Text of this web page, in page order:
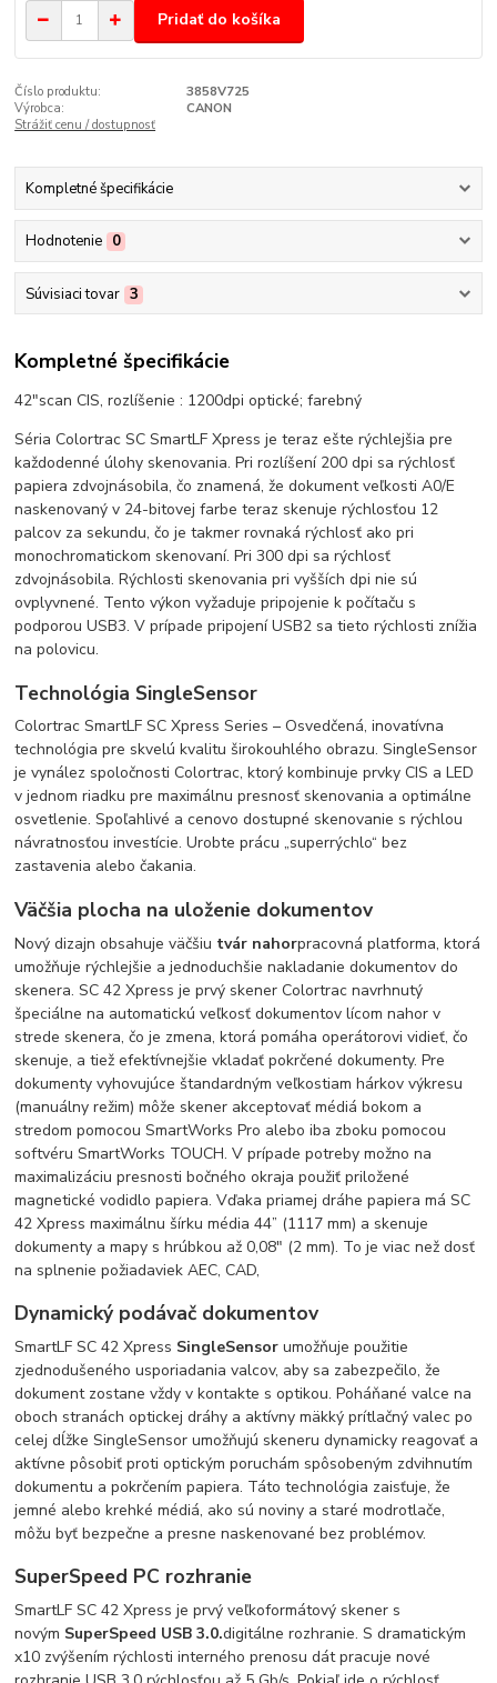
Pridať do košíka
Číslo produktu:
3858V725
Výrobca:
CANON
Strážiť cenu / dostupnosť
Kompletné špecifikácie
Hodnotenie 0
Súvisiaci tovar 3
Kompletné špecifikácie
42"scan CIS, rozlíšenie : 1200dpi optické; farebný
Séria Colortrac SC SmartLF Xpress je teraz ešte rýchlejšia pre
každodenné úlohy skenovania. Pri rozlíšení 200 dpi sa rýchlosť
papiera zdvojnásobila, čo znamená, že dokument veľkosti A0/E
naskenovaný v 24-bitovej farbe teraz skenuje rýchlosťou 12
palcov za sekundu, čo je takmer rovnaká rýchlosť ako pri
monochromatickom skenovaní. Pri 300 dpi sa rýchlosť
zdvojnásobila. Rýchlosti skenovania pri vyšších dpi nie sú
ovplyvnené. Tento výkon vyžaduje pripojenie k počítaču s
podporou USB3. V prípade pripojení USB2 sa tieto rýchlosti znížia
na polovicu.
Technológia SingleSensor
Colortrac SmartLF SC Xpress Series – Osvedčená, inovatívna
technológia pre skvelú kvalitu širokouhlého obrazu. SingleSensor
je vynález spoločnosti Colortrac, ktorý kombinuje prvky CIS a LED
v jednom riadku pre maximálnu presnosť skenovania a optimálne
osvetlenie. Spoľahlivé a cenovo dostupné skenovanie s rýchlou
návratnosťou investície. Urobte prácu „superrýchlo“ bez
zastavenia alebo čakania.
Väčšia plocha na uloženie dokumentov
Nový dizajn obsahuje väčšiu tvár nahorpracovná platforma, ktorá
umožňuje rýchlejšie a jednoduchšie nakladanie dokumentov do
skenera. SC 42 Xpress je prvý skener Colortrac navrhnutý
špeciálne na automatickú veľkosť dokumentov lícom nahor v
strede skenera, čo je zmena, ktorá pomáha operátorovi vidieť, čo
skenuje, a tiež efektívnejšie vkladať pokrčené dokumenty. Pre
dokumenty vyhovujúce štandardným veľkostiam hárkov výkresu
(manuálny režim) môže skener akceptovať médiá bokom a
stredom pomocou SmartWorks Pro alebo iba zboku pomocou
softvéru SmartWorks TOUCH. V prípade potreby možno na
maximalizáciu presnosti bočného okraja použiť priložené
magnetické vodidlo papiera. Vďaka priamej dráhe papiera má SC
42 Xpress maximálnu šírku média 44” (1117 mm) a skenuje
dokumenty a mapy s hrúbkou až 0,08″ (2 mm). To je viac než dosť
na splnenie požiadaviek AEC, CAD,
Dynamický podávač dokumentov
SmartLF SC 42 Xpress SingleSensor umožňuje použitie
zjednodušeného usporiadania valcov, aby sa zabezpečilo, že
dokument zostane vždy v kontakte s optikou. Poháňané valce na
oboch stranách optickej dráhy a aktívny mäkký prítlačný valec po
celej dĺžke SingleSensor umožňujú skeneru dynamicky reagovať a
aktívne pôsobiť proti optickým poruchám spôsobeným zdvihnutím
dokumentu a pokrčením papiera. Táto technológia zaisťuje, že
jemné alebo krehké médiá, ako sú noviny a staré modrotlače,
môžu byť bezpečne a presne naskenované bez problémov.
SuperSpeed ​​PC rozhranie
SmartLF SC 42 Xpress je prvý veľkoformátový skener s
novým SuperSpeed ​​USB 3.0.digitálne rozhranie. S dramatickým
x10 zvýšením rýchlosti interného prenosu dát pracuje nové